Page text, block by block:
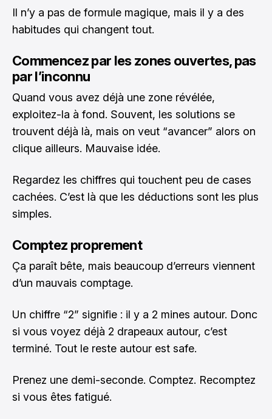
Il n’y a pas de formule magique, mais il y a des
habitudes qui changent tout.
Commencez par les zones ouvertes, pas
par l’inconnu
Quand vous avez déjà une zone révélée,
exploitez-la à fond. Souvent, les solutions se
trouvent déjà là, mais on veut “avancer” alors on
clique ailleurs. Mauvaise idée.
Regardez les chiffres qui touchent peu de cases
cachées. C’est là que les déductions sont les plus
simples.
Comptez proprement
Ça paraît bête, mais beaucoup d’erreurs viennent
d’un mauvais comptage.
Un chiffre “2” signifie : il y a 2 mines autour. Donc
si vous voyez déjà 2 drapeaux autour, c’est
terminé. Tout le reste autour est safe.
Prenez une demi-seconde. Comptez. Recomptez
si vous êtes fatigué.